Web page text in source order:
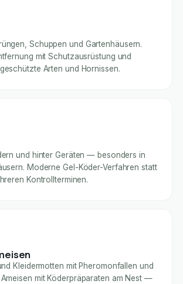
Schuppen und Gartenhäusern.
mit Schutzausrüstung und
Arten und Hornissen.
und hinter Geräten — besonders in
Moderne Gel-Köder-Verfahren statt
Kontrollterminen.
Kleidermotten mit Pheromonfallen und
mit Köderpräparaten am Nest —